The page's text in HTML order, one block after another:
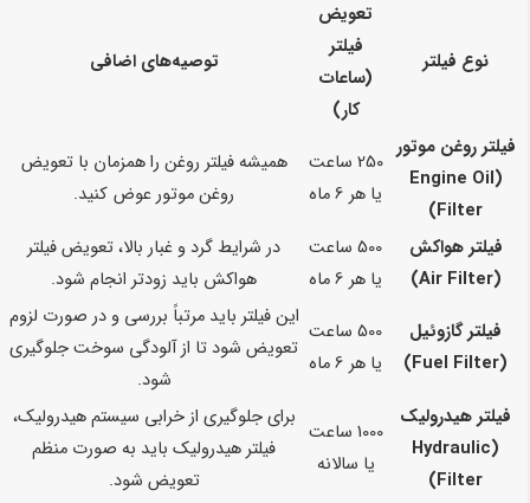
نوع فیلتر
تعویض
فیلتر
(ساعات
کار)
توصیه‌های اضافی
فیلتر روغن موتور
(Engine Oil
Filter)
250 ساعت
یا هر 6 ماه
همیشه فیلتر روغن را همزمان با تعویض
روغن موتور عوض کنید.
فیلتر هواکش
(Air Filter)
500 ساعت
یا هر 6 ماه
در شرایط گرد و غبار بالا، تعویض فیلتر
هواکش باید زودتر انجام شود.
فیلتر گازوئیل
(Fuel Filter)
500 ساعت
یا هر 6 ماه
این فیلتر باید مرتباً بررسی و در صورت لزوم
تعویض شود تا از آلودگی سوخت جلوگیری
شود.
فیلتر هیدرولیک
(Hydraulic
Filter)
1000 ساعت
یا سالانه
برای جلوگیری از خرابی سیستم هیدرولیک،
فیلتر هیدرولیک باید به صورت منظم
تعویض شود.